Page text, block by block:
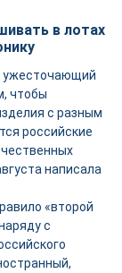
в лотах
ужесточающий
чтобы
с разным
российские
написала
«второй
с